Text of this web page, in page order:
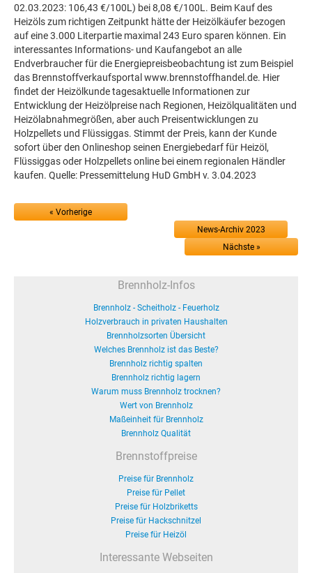
02.03.2023: 106,43 €/100L) bei 8,08 €/100L. Beim Kauf des
Heizöls zum richtigen Zeitpunkt hätte der Heizölkäufer bezogen
auf eine 3.000 Literpartie maximal 243 Euro sparen können. Ein
interessantes Informations- und Kaufangebot an alle
Endverbraucher für die Energiepreisbeobachtung ist zum Beispiel
das Brennstoffverkaufsportal www.brennstoffhandel.de. Hier
findet der Heizölkunde tagesaktuelle Informationen zur
Entwicklung der Heizölpreise nach Regionen, Heizölqualitäten und
Heizölabnahmegrößen, aber auch Preisentwicklungen zu
Holzpellets und Flüssiggas. Stimmt der Preis, kann der Kunde
sofort über den Onlineshop seinen Energiebedarf für Heizöl,
Flüssiggas oder Holzpellets online bei einem regionalen Händler
kaufen. Quelle: Pressemittelung HuD GmbH v. 3.04.2023
« Vorherige
News-Archiv 2023
Nächste »
Brennholz-Infos
Brennholz - Scheitholz - Feuerholz
Holzverbrauch in privaten Haushalten
Brennholzsorten Übersicht
Welches Brennholz ist das Beste?
Brennholz richtig spalten
Brennholz richtig lagern
Warum muss Brennholz trocknen?
Wert von Brennholz
Maßeinheit für Brennholz
Brennholz Qualität
Brennstoffpreise
Preise für Brennholz
Preise für Pellet
Preise für Holzbriketts
Preise für Hackschnitzel
Preise für Heizöl
Interessante Webseiten